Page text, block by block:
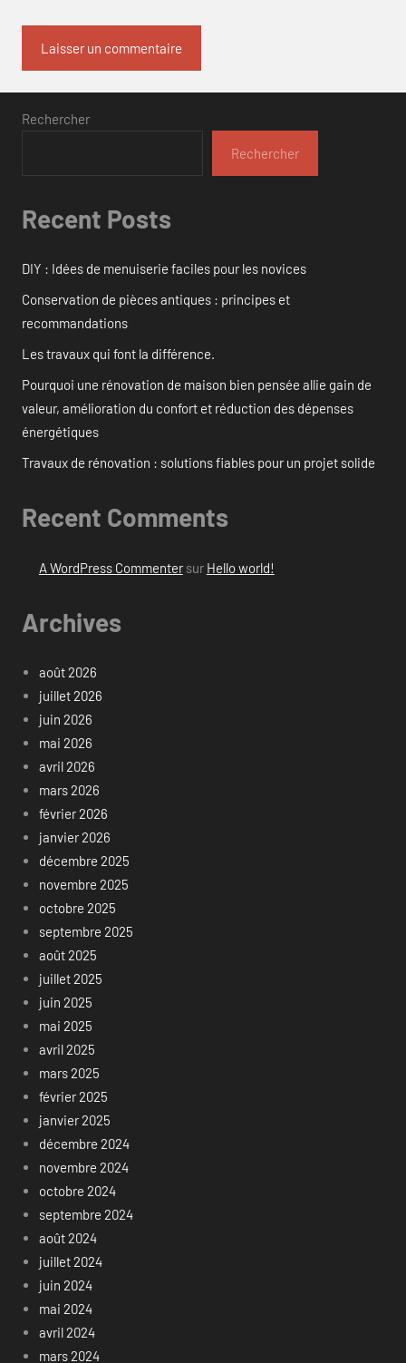
Rechercher
Rechercher
Recent Posts
DIY : Idées de menuiserie faciles pour les novices
Conservation de pièces antiques : principes et
recommandations
Les travaux qui font la différence.
Pourquoi une rénovation de maison bien pensée allie gain de
valeur, amélioration du confort et réduction des dépenses
énergétiques
Travaux de rénovation : solutions fiables pour un projet solide
Recent Comments
A WordPress Commentersur Hello world!
Archives
août 2026
juillet 2026
juin 2026
mai 2026
avril 2026
mars 2026
février 2026
janvier 2026
décembre 2025
novembre 2025
octobre 2025
septembre 2025
août 2025
juillet 2025
juin 2025
mai 2025
avril 2025
mars 2025
février 2025
janvier 2025
décembre 2024
novembre 2024
octobre 2024
septembre 2024
août 2024
juillet 2024
juin 2024
mai 2024
avril 2024
mars 2024